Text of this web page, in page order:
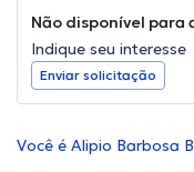
Não disponível
Indique seu interesse
Enviar solicitação
Você é Alipio Barbosa